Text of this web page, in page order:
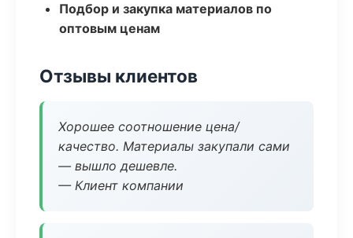
Подбор и закупка материалов по
оптовым ценам
Отзывы клиентов
Хорошее соотношение цена/
качество. Материалы закупали сами
— вышло дешевле.
— Клиент компании